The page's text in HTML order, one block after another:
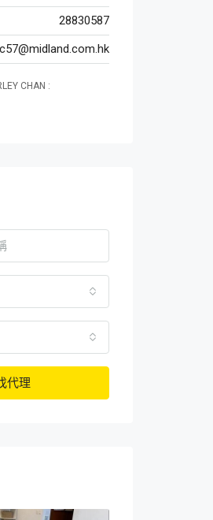
28830587
CHAN :
代理